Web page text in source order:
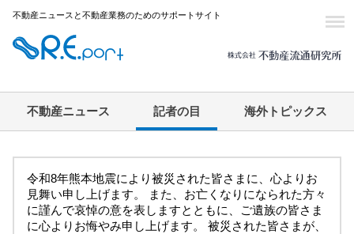
不動産ニュースと不動産業務のためのサポートサイト
不動産ニュース 記者の目 海外トピックス
令和8年熊本地震により被災された皆さまに、心よりお
見舞い申し上げます。 また、お亡くなりになられた方々
に謹んで哀悼の意を表しますとともに、ご遺族の皆さま
に心よりお悔やみ申し上げます。 被災された皆さまが、